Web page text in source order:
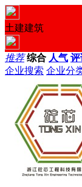
土建建筑
推荐 综合 人气 评
企业搜索 企业分